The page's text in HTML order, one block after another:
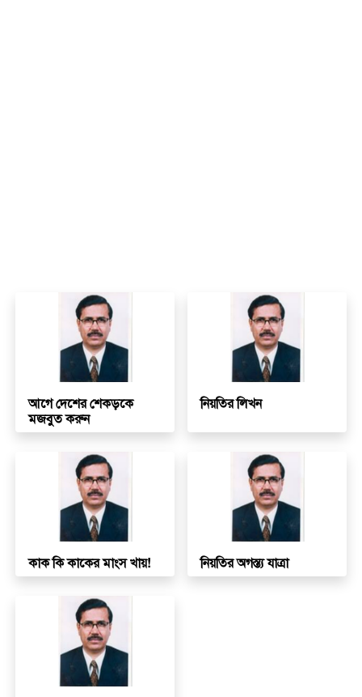
আগে দেশের শেকড়কে
মজবুত করুন
নিয়তির লিখন
কাক কি কাকের মাংস খায়! নিয়তির অগস্ত্য যাত্রা